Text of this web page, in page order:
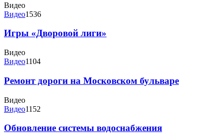
Видео
Видео1536
Игры «Дворовой лиги»
Видео
Видео1104
Ремонт дороги на Московском бульваре
Видео
Видео1152
Обновление системы водоснабжения